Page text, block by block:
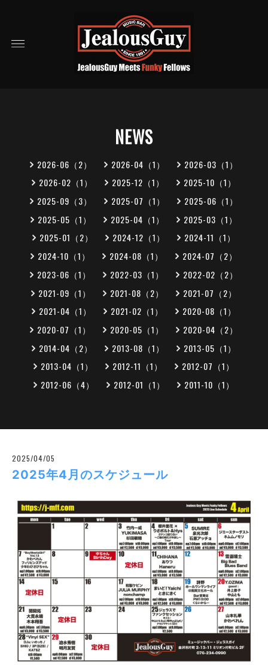
NEWS
2026-06（2） 2026-04（1）
2026-03（1）
2026-02（1）
2025-12（1）
2025-10（1）
2025-09（3）
2025-07（1）
2025-06（1）
2025-05（1）
2025-04（1）
2025-03（1）
2025-01（2）
2024-12（1）
2024-11（1）
2024-10（1）
2024-08（1）
2024-07（2）
2023-06（1）
2022-03（1）
2022-02（2）
2021-09（1）
2021-08（2）
2021-07（2）
2021-04（1）
2021-02（1）
2020-08（1）
2020-07（1）
2020-05（1）
2020-04（2）
2014-04（2）
2013-08（1）
2013-05（1）
2013-04（1）
2012-11（1）
2012-07（1）
2012-06（4）
2012-01（1） 2011-10（1）
2025/04/05
2025年4月のスケジュール